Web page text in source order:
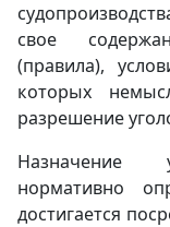
свое
(правила),
которых
разрешение
Назначение
нормативно
достигается